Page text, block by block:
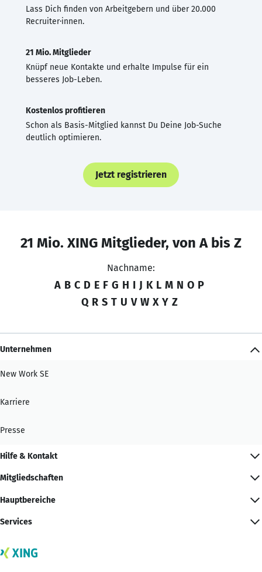
Lass Dich finden von Arbeitgebern und über 20.000
Recruiter·innen.
21 Mio. Mitglieder
Knüpf neue Kontakte und erhalte Impulse für ein
besseres Job-Leben.
Kostenlos profitieren
Schon als Basis-Mitglied kannst Du Deine Job-Suche
deutlich optimieren.
Jetzt registrieren
21 Mio. XING Mitglieder, von A bis Z
Nachname:
A B C D E F G H I J K L M N O P
Q R S T U V W X Y Z
Unternehmen
New Work SE
Karriere
Presse
Hilfe & Kontakt
Mitgliedschaften
Hauptbereiche
Services